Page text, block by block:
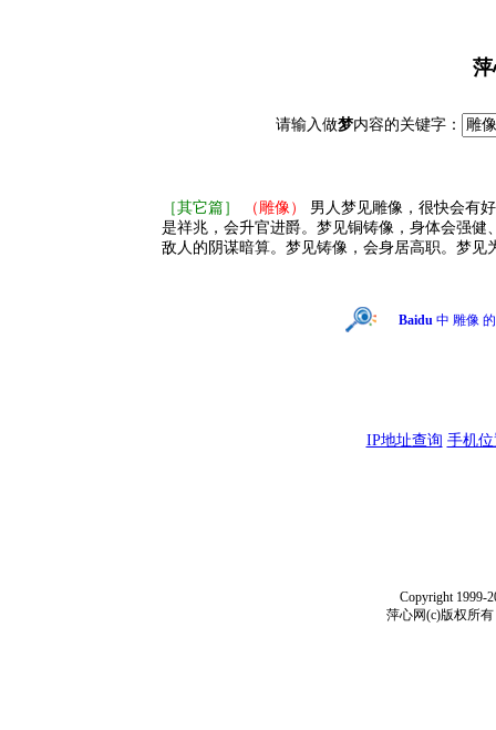
请输入做梦内容的关键字：
［其它篇］ （雕像）
男人梦见雕像，很快会有
是祥兆，会升官进爵。梦见铜铸像，身体会强
敌人的阴谋暗算。梦见铸像，会身居高职。梦
Baidu中 雕像
IP地址查询 手机
Copyright 1999-
萍心网(c)版权所有